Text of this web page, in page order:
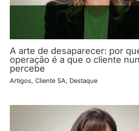
A arte de desaparecer: por
operação é a que o cliente
percebe
Artigos, Cliente SA, Destaque